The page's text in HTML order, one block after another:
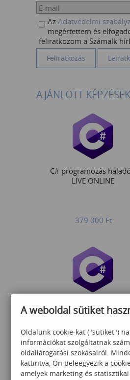
Az Adatvédelmi
megértettem és
feliratkozom a Számalk
AJÁNLOTT KÉPZÉSEK
C# programozás
LIVE ONLINE
379 000 Ft
C# programozás alapok -
LIVE ONLINE
379 000Ft
A weboldal sütiket
Oldalunk cookie-kat ("sütiket")
információkat szolgáltatnak
oldallátogatási szokásairól.
kattintva, Ön beleegyezik a
amelyek marketing és